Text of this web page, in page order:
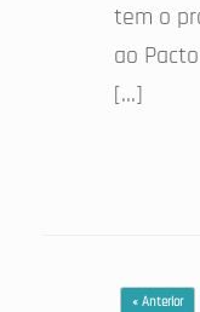
tem o
ao
[…]
Post navigation« Anterior